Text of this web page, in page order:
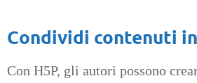
Condividi contenuti
Con H5P, gli autori possono